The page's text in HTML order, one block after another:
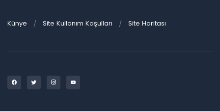
Künye Site Kullanım Koşulları Site Haritası